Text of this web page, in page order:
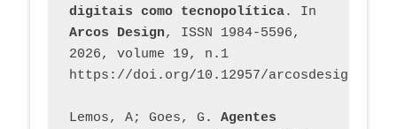
digitais como tecnopolítica
Arcos Design, ISSN 1984-5596,
2026, volume 19, n.1
https://doi.org/10.12957/
Lemos, A; Goes, G. Agentes